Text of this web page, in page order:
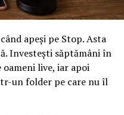
apeși pe Stop. Asta
Investești săptămâni în
live, iar apoi
un folder pe care nu îl